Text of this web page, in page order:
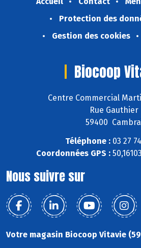
Protection des
Gestion des cookies
Biocoop
Centre Commercial
Rue Gauthier
59400
Téléphone :03 27
Coordonnées GPS :
Nous suivre sur
Votre magasin Biocoop Vitavie